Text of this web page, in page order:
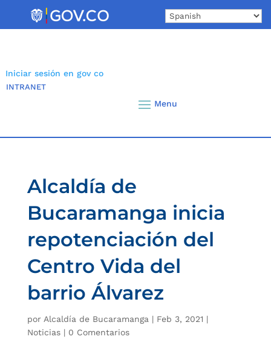
Iniciar sesión en gov co
INTRANET
Alcaldía de
Bucaramanga inicia
repotenciación del
Centro Vida del
barrio Álvarez
por Alcaldía de Bucaramanga | Feb 3, 2021 |
Noticias| 0 Comentarios